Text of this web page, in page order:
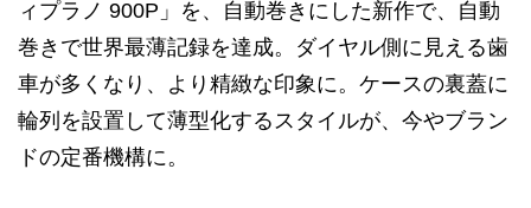
ィプラノ 900P」を、自動巻きにした新作で、自動
巻きで世界最薄記録を達成。ダイヤル側に見える歯
車が多くなり、より精緻な印象に。ケースの裏蓋に
輪列を設置して薄型化するスタイルが、今やブラン
ドの定番機構に。